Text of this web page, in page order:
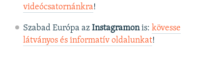
videócsatornánkra!
Szabad Európa az Instagramonis: kövesse
látványos és informatív oldalunkat! ​